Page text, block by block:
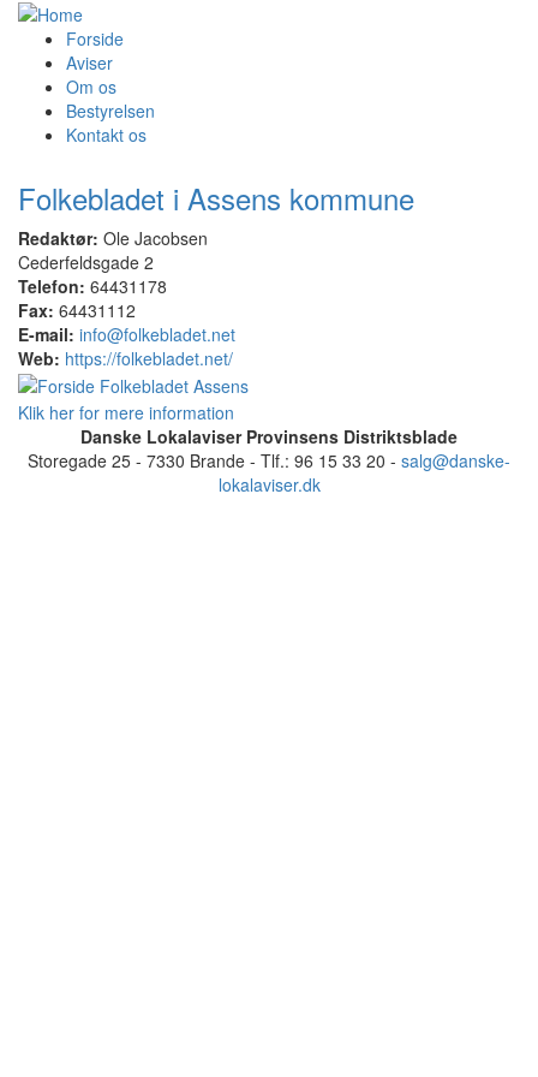
Forside
Aviser
Om os
Bestyrelsen
Kontakt os
Folkebladet i Assens kommune
Redaktør: Ole Jacobsen
Cederfeldsgade 2
Telefon: 64431178
Fax: 64431112
E-mail: info@folkebladet.net
Web: https://folkebladet.net/
Klik her for mere information
Danske Lokalaviser Provinsens Distriktsblade
Storegade 25 - 7330 Brande - Tlf.: 96 15 33 20 - salg@danske-
lokalaviser.dk